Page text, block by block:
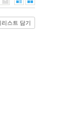
리스트 담기